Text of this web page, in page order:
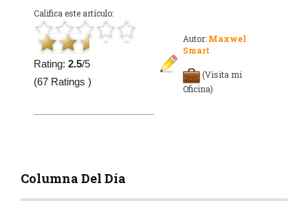
Califica este artículo:
Rating: 2.5/5
(67 Ratings )
Autor: Maxwel
Smart
(Visita mi
Oficina)
Columna Del Día